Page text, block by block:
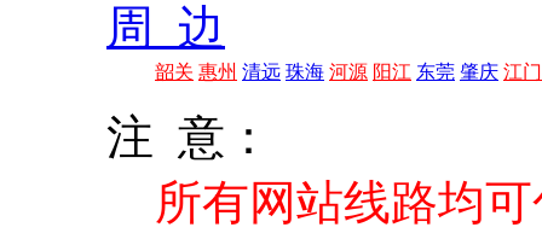
周 边
韶关 惠州 清远 珠海 河源 阳江 东莞 肇庆 江门
注 意：
所有网站线路均